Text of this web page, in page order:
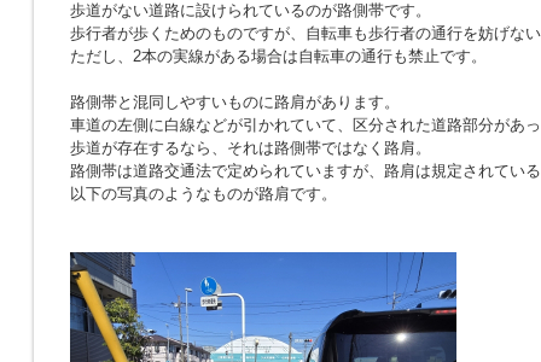
歩道がない道路に設けられているのが路側帯です。
歩行者が歩くためのものですが、自転車も歩行者の通行を妨げな
ただし、2本の実線がある場合は自転車の通行も禁止です。
路側帯と混同しやすいものに路肩があります。
車道の左側に白線などが引かれていて、区分された道路部分があ
歩道が存在するなら、それは路側帯ではなく路肩。
路側帯は道路交通法で定められていますが、路肩は規定されてい
以下の写真のようなものが路肩です。